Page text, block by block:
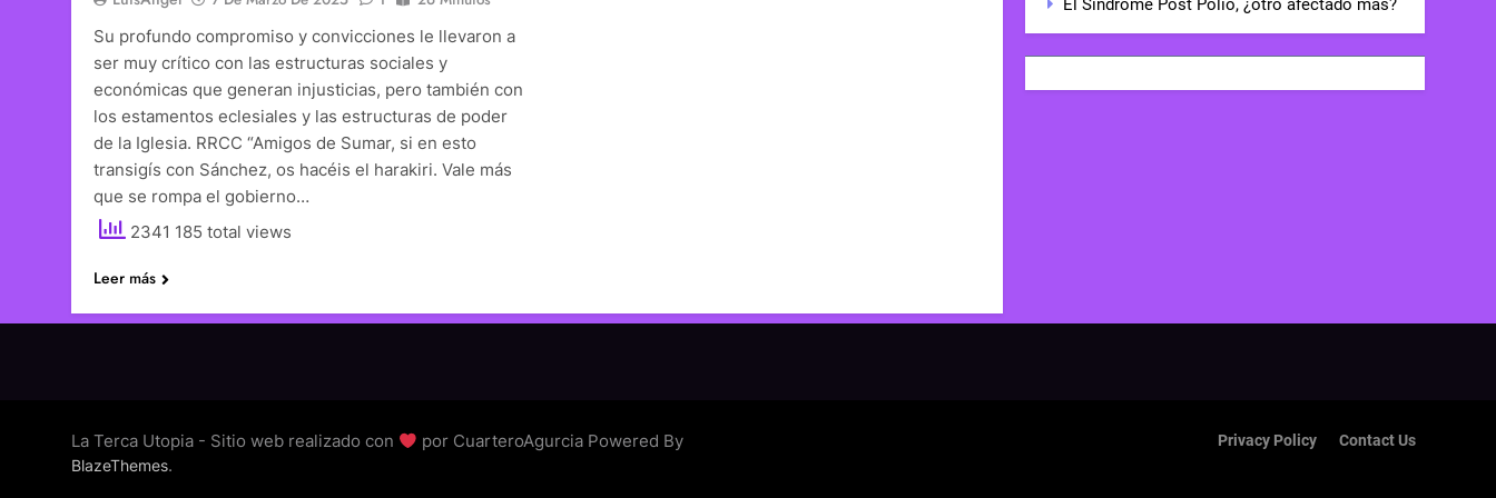
Su profundo compromiso y convicciones le llevaron a
ser muy crítico con las estructuras sociales y
económicas que generan injusticias, pero también con
los estamentos eclesiales y las estructuras de poder
de la Iglesia. RRCC “Amigos de Sumar, si en esto
transigís con Sánchez, os hacéis el harakiri. Vale más
que se rompa el gobierno…
2341 185 total views
Leer más
El Síndrome Post Polio, ¿otro afectado más?
La Terca Utopia - Sitio web realizado con por CuarteroAgurcia Powered By
BlazeThemes.
Privacy Policy Contact Us